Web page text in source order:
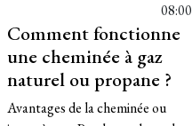
08:00
Comment fonctionne
une cheminée à gaz
naturel ou propane ?
Avantages de la cheminée ou